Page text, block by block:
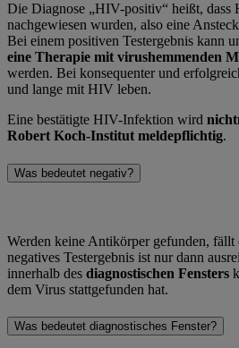
Die Diagnose „HIV-positiv“ heißt,
nachgewiesen wurden, also eine
Bei einem positiven Testergebnis kann
eine Therapie mit virushemmenden
werden. Bei konsequenter und
und lange mit HIV leben.
Eine bestätigte HIV-Infektion wird
Robert Koch-Institut meldepflichtig.
Was bedeutet negativ?
Werden keine Antikörper gefunden, fällt
negatives Testergebnis ist nur dann
innerhalb des diagnostischen Fensters
dem Virus stattgefunden hat.
Was bedeutet diagnostisches Fenster?